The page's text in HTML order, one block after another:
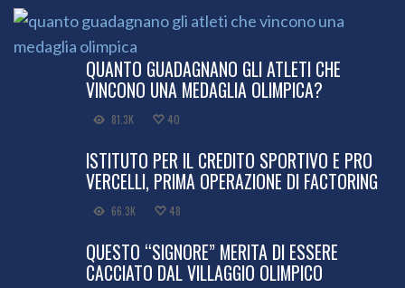
QUANTO GUADAGNANO GLI ATLETI CHE
VINCONO UNA MEDAGLIA OLIMPICA?
81.3K 40
ISTITUTO PER IL CREDITO SPORTIVO E PRO
VERCELLI, PRIMA OPERAZIONE DI FACTORING
66.3K 48
QUESTO “SIGNORE” MERITA DI ESSERE
CACCIATO DAL VILLAGGIO OLIMPICO